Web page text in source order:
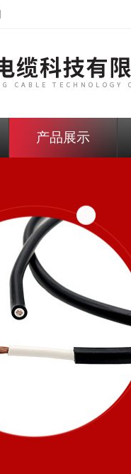
产品展示